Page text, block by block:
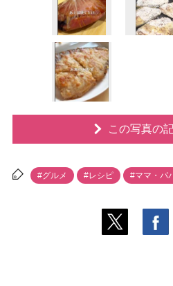
この写真の
#グルメ #レシピ #ママ・パ